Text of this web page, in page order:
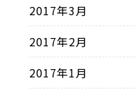
2017年3月
2017年2月
2017年1月